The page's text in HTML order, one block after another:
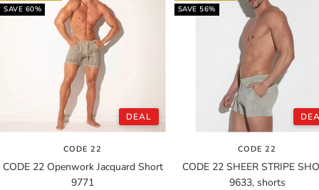
SAVE 60%
DEAL
CODE 22
CODE 22 Openwork Jacquard Short
9771
SAVE 56%
CODE 22
CODE 22 SHEER STRIPE
9633, shorts